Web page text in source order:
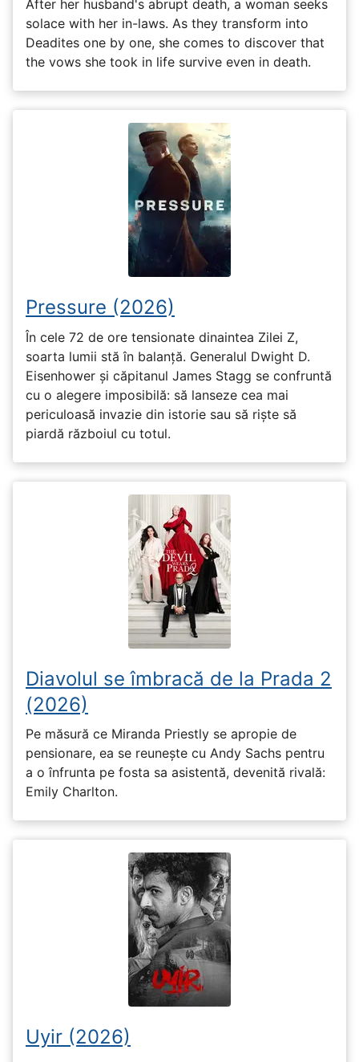
After her husband's abrupt death, a woman seeks
solace with her in-laws. As they transform into
Deadites one by one, she comes to discover that
the vows she took in life survive even in death.
Pressure (2026)
În cele 72 de ore tensionate dinaintea Zilei Z,
soarta lumii stă în balanță. Generalul Dwight D.
Eisenhower și căpitanul James Stagg se confruntă
cu o alegere imposibilă: să lanseze cea mai
periculoasă invazie din istorie sau să riște să
piardă războiul cu totul.
Diavolul se îmbracă de la Prada 2
(2026)
Pe măsură ce Miranda Priestly se apropie de
pensionare, ea se reunește cu Andy Sachs pentru
a o înfrunta pe fosta sa asistentă, devenită rivală:
Emily Charlton.
Uyir (2026)